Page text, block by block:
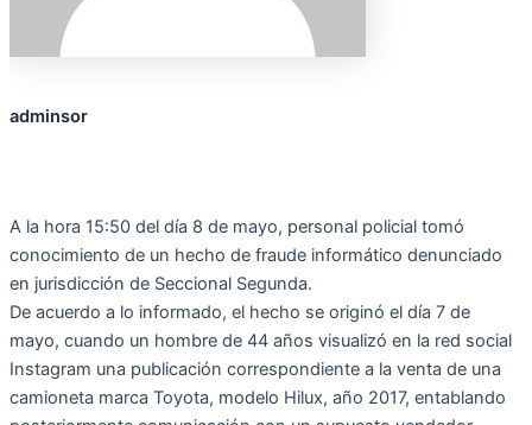
adminsor
A la hora 15:50 del día 8 de mayo, personal policial tomó
conocimiento de un hecho de fraude informático denunciado
en jurisdicción de Seccional Segunda.
De acuerdo a lo informado, el hecho se originó el día 7 de
mayo, cuando un hombre de 44 años visualizó en la red social
Instagram una publicación correspondiente a la venta de una
camioneta marca Toyota, modelo Hilux, año 2017, entablando